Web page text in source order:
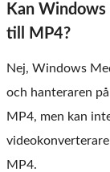
Kan
till MP4?
Nej, Windows
och hanteraren
MP4, men kan
MP4.